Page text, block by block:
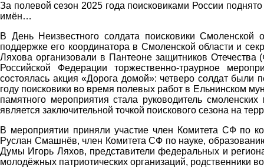
За полевой сезон 2025 года поисковиками России
имён…
В День Неизвестного солдата поисковики Смоленской
поддержке его координатора в Смоленской области и
Ляхова организовали в Пантеоне защитников
Российской Федерации торжественно-траурное
состоялась акция «Дорога домой»: четверо солдат
году поисковики во время полевых работ в Ельнинском
памятного мероприятия стала руководитель
является заключительной точкой поискового сезона на
В мероприятии приняли участие член Комитета СФ по
Руслан Смашнёв, член Комитета СФ по науке,
Думы Игорь Ляхов, представители федеральных и
молодёжных патриотических организаций, родственники